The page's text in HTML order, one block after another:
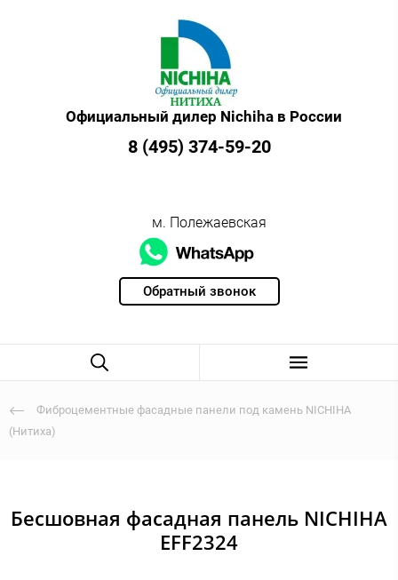
Обратный звонок
Официальный дилер Nichiha в России
8 (495) 374-59-20
м. Полежаевская
Фиброцементные фасадные панели под камень NICHIHA
(Нитиха)
Бесшовная фасадная панель NICHIHA
EFF2324